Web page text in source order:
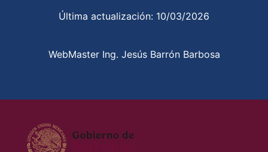
Última actualización: 10/03/2026
WebMaster Ing. Jesús Barrón Barbosa